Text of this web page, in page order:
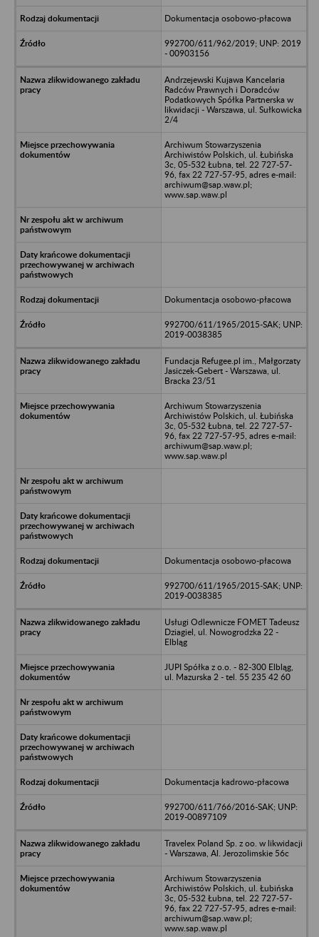
Dokumentacja osobowo-płacowa
992700/611/962/2019; UNP: 2019
- 00903156
Andrzejewski Kujawa Kancelaria
Radców Prawnych i Doradców
Podatkowych Spółka Partnerska w
likwidacji - Warszawa, ul. Sułkowicka
2/4
Archiwum Stowarzyszenia
Archiwistów Polskich, ul. Łubińska
3c, 05-532 Łubna, tel. 22 727-57-
96, fax 22 727-57-95, adres e-mail:
archiwum@sap.waw.pl;
www.sap.waw.pl
Dokumentacja osobowo-płacowa
992700/611/1965/2015-SAK; UNP:
2019-0038385
Fundacja Refugee.pl im., Małgorzaty
Jasiczek-Gebert - Warszawa, ul.
Bracka 23/51
Archiwum Stowarzyszenia
Archiwistów Polskich, ul. Łubińska
3c, 05-532 Łubna, tel. 22 727-57-
96, fax 22 727-57-95, adres e-mail:
archiwum@sap.waw.pl;
www.sap.waw.pl
Dokumentacja osobowo-płacowa
992700/611/1965/2015-SAK; UNP:
2019-0038385
Usługi Odlewnicze FOMET Tadeusz
Dziagiel, ul. Nowogrodzka 22 -
Elbląg
JUPI Spółka z o.o. - 82-300 Elbląg,
ul. Mazurska 2 - tel. 55 235 42 60
Dokumentacja kadrowo-płacowa
992700/611/766/2016-SAK; UNP:
2019-00897109
Travelex Poland Sp. z oo. w likwidacji
- Warszawa, Al. Jerozolimskie 56c
Archiwum Stowarzyszenia
Archiwistów Polskich, ul. Łubińska
3c, 05-532 Łubna, tel. 22 727-57-
96, fax 22 727-57-95, adres e-mail:
archiwum@sap.waw.pl;
www.sap.waw.pl